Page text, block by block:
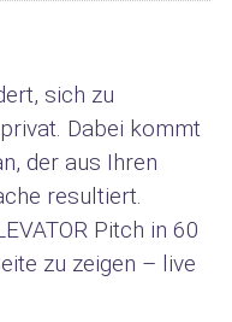
sich zu
Dabei kommt
der aus Ihren
resultiert.
Pitch in 60
zu zeigen – live